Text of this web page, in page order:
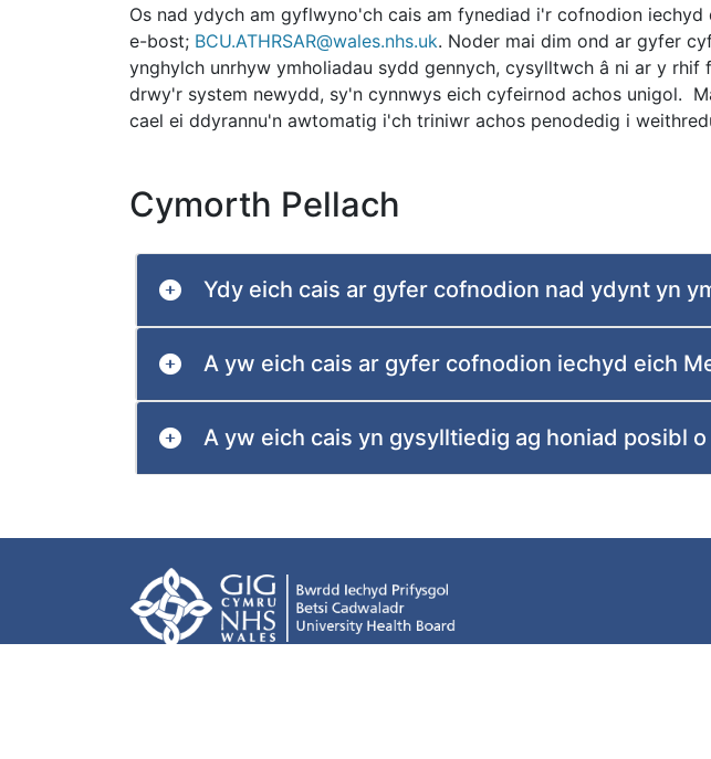
Os nad ydych am gyflwyno'ch cais am fynediad i'r cofnodion
e-bost; BCU.ATHRSAR@wales.nhs.uk. Noder mai dim ond ar gyfer
ynghylch unrhyw ymholiadau sydd gennych, cysylltwch â ni ar y
drwy'r system newydd, sy'n cynnwys eich cyfeirnod achos unigol.
cael ei ddyrannu'n awtomatig i'ch triniwr achos penodedig i
Cymorth Pellach
Ydy eich cais ar gyfer cofnodion nad ydynt yn
A yw eich cais ar gyfer cofnodion iechyd eich
A yw eich cais yn gysylltiedig ag honiad posibl